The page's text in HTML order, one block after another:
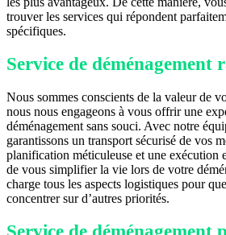
trouver les services qui répondent
spécifiques.
Service de déménagement
Nous sommes conscients de la valeur de
nous nous engageons à vous offrir une
déménagement sans souci. Avec notre
garantissons un transport sécurisé de vos
planification méticuleuse et une exécution
de vous simplifier la vie lors de votre
charge tous les aspects logistiques pour
concentrer sur d’autres priorités.